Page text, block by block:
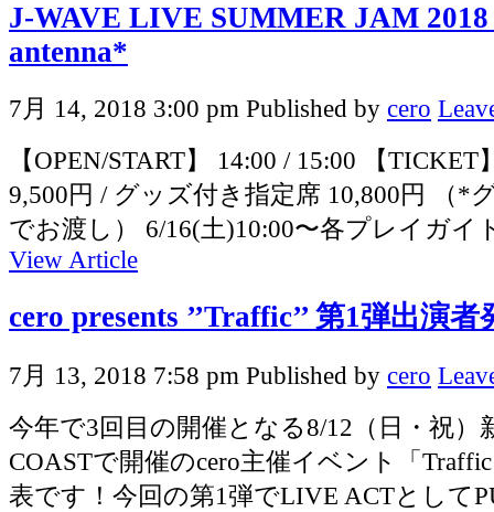
J-WAVE LIVE SUMMER JAM 2018
antenna*
7月 14, 2018 3:00 pm Published by cero
【OPEN/START】 14:00 / 15:00 【
9,500円 / グッズ付き指定席 10,800円 （*
でお渡し） 6/16(土)10:00〜各プレイガイ
View Article
cero presents ’’Traffic’’ 第1弾出演者
7月 13, 2018 7:58 pm Published by cero
今年で3回目の開催となる8/12（日・祝）
COASTで開催のcero主催イベント「
表です！今回の第1弾でLIVE ACTとして